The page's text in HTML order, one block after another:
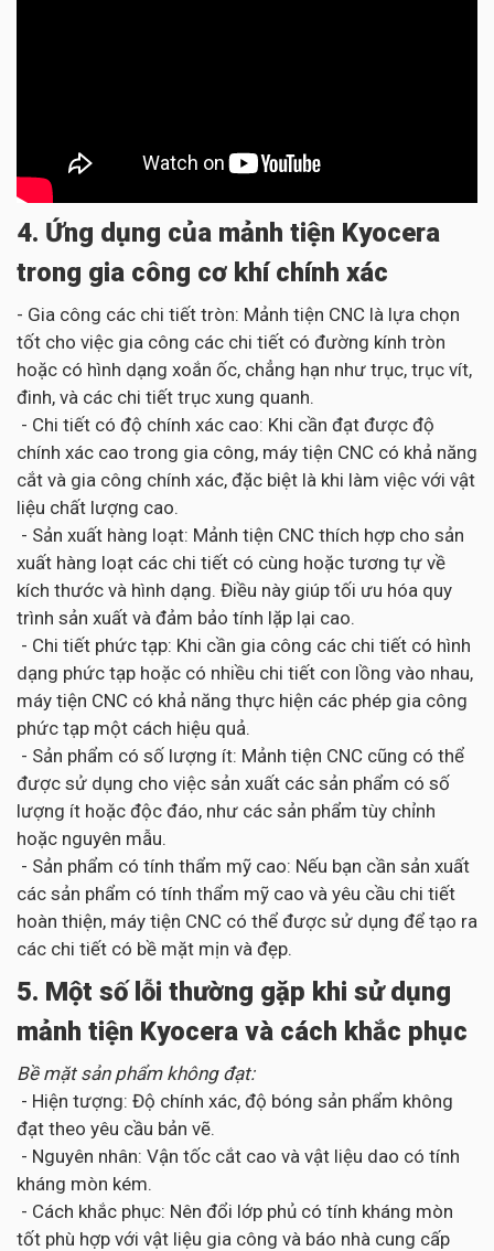
4. Ứng dụng của mảnh tiện Kyocera
trong gia công cơ khí chính xác
- Gia công các chi tiết tròn: Mảnh tiện CNC là lựa chọn
tốt cho việc gia công các chi tiết có đường kính tròn
hoặc có hình dạng xoắn ốc, chẳng hạn như trục, trục vít,
đinh, và các chi tiết trục xung quanh.
- Chi tiết có độ chính xác cao: Khi cần đạt được độ
chính xác cao trong gia công, máy tiện CNC có khả năng
cắt và gia công chính xác, đặc biệt là khi làm việc với vật
liệu chất lượng cao.
- Sản xuất hàng loạt: Mảnh tiện CNC thích hợp cho sản
xuất hàng loạt các chi tiết có cùng hoặc tương tự về
kích thước và hình dạng. Điều này giúp tối ưu hóa quy
trình sản xuất và đảm bảo tính lặp lại cao.
- Chi tiết phức tạp: Khi cần gia công các chi tiết có hình
dạng phức tạp hoặc có nhiều chi tiết con lồng vào nhau,
máy tiện CNC có khả năng thực hiện các phép gia công
phức tạp một cách hiệu quả.
- Sản phẩm có số lượng ít: Mảnh tiện CNC cũng có thể
được sử dụng cho việc sản xuất các sản phẩm có số
lượng ít hoặc độc đáo, như các sản phẩm tùy chỉnh
hoặc nguyên mẫu.
- Sản phẩm có tính thẩm mỹ cao: Nếu bạn cần sản xuất
các sản phẩm có tính thẩm mỹ cao và yêu cầu chi tiết
hoàn thiện, máy tiện CNC có thể được sử dụng để tạo ra
các chi tiết có bề mặt mịn và đẹp.
5. Một số lỗi thường gặp khi sử dụng
mảnh tiện Kyocera và cách khắc phục
Bề mặt sản phẩm không đạt:
- Hiện tượng: Độ chính xác, độ bóng sản phẩm không
đạt theo yêu cầu bản vẽ.
- Nguyên nhân: Vận tốc cắt cao và vật liệu dao có tính
kháng mòn kém.
- Cách khắc phục: Nên đổi lớp phủ có tính kháng mòn
tốt phù hợp với vật liệu gia công và báo nhà cung cấp